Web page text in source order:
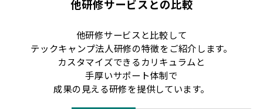
他研修サービスとの比較
他研修サービスと比較して
テックキャンプ法人研修の特徴をご紹介します。
カスタマイズできるカリキュラムと
手厚いサポート体制で
成果の見える研修を提供しています。